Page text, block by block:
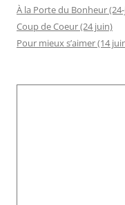
À la Porte du Bonheur
Coup de Coeur (24 juin)
Pour mieux s’aimer (14